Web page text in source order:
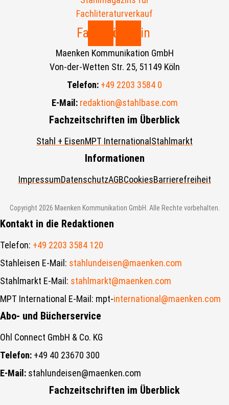
FacebookLinkedin
Maenken Kommunikation GmbH
Von-der-Wetten Str. 25, 51149 Köln
Telefon: +49 2203 3584 0
E-Mail: redaktion@stahlbase.com
Fachzeitschriften im Überblick
Stahl + EisenMPT InternationalStahlmarkt
Informationen
ImpressumDatenschutzAGBCookiesBarrierefreiheit
Copyright 2026 Maenken Kommunikation GmbH. Alle Rechte vorbehalten.
Kontakt in die Redaktionen
Telefon: +49 2203 3584 120
Stahleisen E-Mail: stahlundeisen@maenken.com
Stahlmarkt E-Mail: stahlmarkt@maenken.com
MPT International E-Mail: mpt-international@maenken.com
Abo- und Bücherservice
Ohl Connect GmbH & Co. KG
Telefon: +49 40 23670 300
E-Mail: stahlundeisen@maenken.com
Fachzeitschriften im Überblick